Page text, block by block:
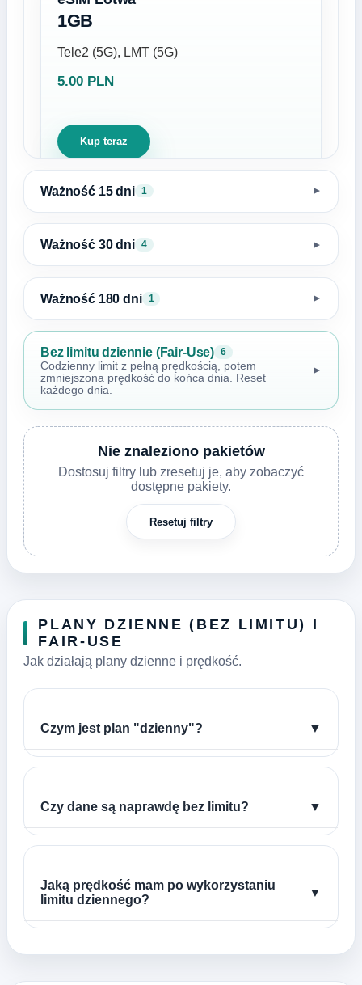
1GB
Tele2 (5G), LMT (5G)
5.00 PLN
Kup teraz
Ważność 15 dni 1 ▼
Ważność 30 dni 4 ▼
Ważność 180 dni 1 ▼
Bez limitu dziennie (Fair-Use) 6
Codzienny limit z pełną prędkością, potem
zmniejszona prędkość do końca dnia. Reset
każdego dnia.
▼
Nie znaleziono pakietów
Dostosuj filtry lub zresetuj je, aby zobaczyć
dostępne pakiety.
Resetuj filtry
PLANY DZIENNE (BEZ LIMITU) I
FAIR-USE
Jak działają plany dzienne i prędkość.
Czym jest plan "dzienny"? ▼
Czy dane są naprawdę bez limitu? ▼
Jaką prędkość mam po wykorzystaniu
limitu dziennego?
▼